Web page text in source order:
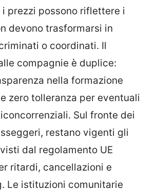
prezzi possono riflettere i
devono trasformarsi in
o coordinati. Il
compagnie è duplice:
nella formazione
zero tolleranza per eventuali
Sul fronte dei
restano vigenti gli
dal regolamento UE
ritardi, cancellazioni e
Le istituzioni comunitarie